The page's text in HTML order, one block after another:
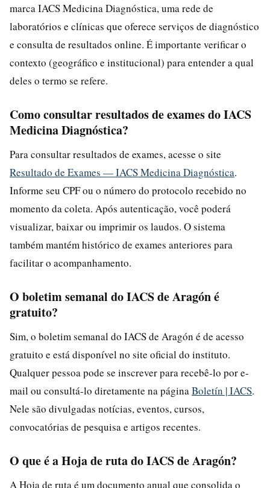
marca IACS Medicina Diagnóstica, uma rede de
laboratórios e clínicas que oferece serviços de diagnóstico
e consulta de resultados online. É importante verificar o
contexto (geográfico e institucional) para entender a qual
deles o termo se refere.
Como consultar resultados de exames do IACS
Medicina Diagnóstica?
Para consultar resultados de exames, acesse o site
Resultado de Exames — IACS Medicina Diagnóstica.
Informe seu CPF ou o número do protocolo recebido no
momento da coleta. Após autenticação, você poderá
visualizar, baixar ou imprimir os laudos. O sistema
também mantém histórico de exames anteriores para
facilitar o acompanhamento.
O boletim semanal do IACS de Aragón é
gratuito?
Sim, o boletim semanal do IACS de Aragón é de acesso
gratuito e está disponível no site oficial do instituto.
Qualquer pessoa pode se inscrever para recebê-lo por e-
mail ou consultá-lo diretamente na página Boletín | IACS.
Nele são divulgadas notícias, eventos, cursos,
convocatórias de pesquisa e artigos recentes.
O que é a Hoja de ruta do IACS de Aragón?
A Hoja de ruta é um documento anual que consolida o